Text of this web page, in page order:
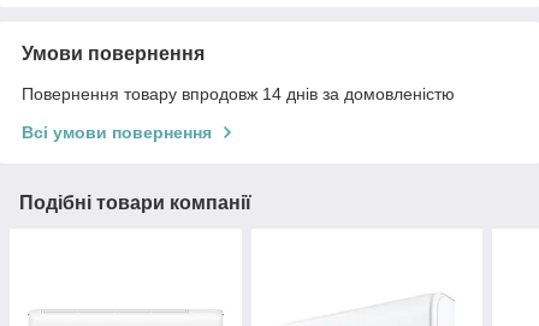
Умови повернення
Повернення товару впродовж 14 днів за домовленістю
Всі умови повернення
Подібні товари компанії